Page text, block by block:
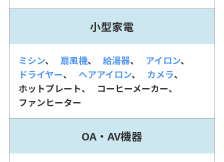
小型家電
ミシン 扇風機 給湯器
アイロン
ドライヤー
ヘアアイロン
カメラ
ホットプレート
コーヒーメーカー
ファンヒーター
OA・AV機器